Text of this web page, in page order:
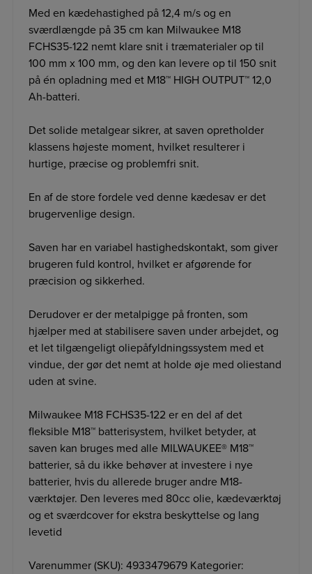
Med en kædehastighed på 12,4 m/s og en
sværdlængde på 35 cm kan Milwaukee M18
FCHS35-122 nemt klare snit i træmaterialer op til
100 mm x 100 mm, og den kan levere op til 150 snit
på én opladning med et M18™ HIGH OUTPUT™ 12,0
Ah-batteri.
Det solide metalgear sikrer, at saven opretholder
klassens højeste moment, hvilket resulterer i
hurtige, præcise og problemfri snit.
En af de store fordele ved denne kædesav er det
brugervenlige design.
Saven har en variabel hastighedskontakt, som giver
brugeren fuld kontrol, hvilket er afgørende for
præcision og sikkerhed.
Derudover er der metalpigge på fronten, som
hjælper med at stabilisere saven under arbejdet, og
et let tilgængeligt oliepåfyldningssystem med et
vindue, der gør det nemt at holde øje med oliestand
uden at svine.
Milwaukee M18 FCHS35-122 er en del af det
fleksible M18™ batterisystem, hvilket betyder, at
saven kan bruges med alle MILWAUKEE® M18™
batterier, så du ikke behøver at investere i nye
batterier, hvis du allerede bruger andre M18-
værktøjer. Den leveres med 80cc olie, kædeværktøj
og et sværdcover for ekstra beskyttelse og lang
levetid
Varenummer (SKU): 4933479679 Kategorier: